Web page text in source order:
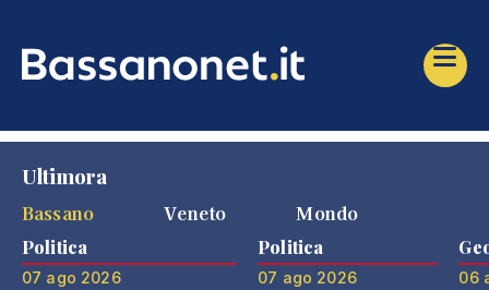
Ultimora
Bassano
Veneto Mondo
Politica
07 ago 2026
Politica
07 ago 2026 06